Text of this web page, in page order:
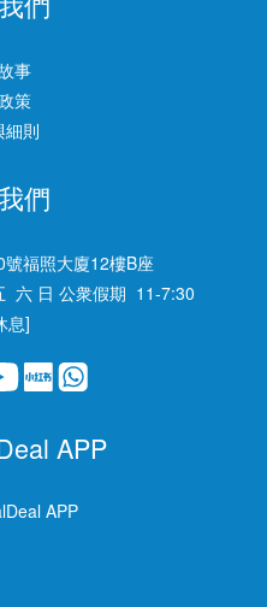
事
策
細則
們
福照大廈12樓B座
六 日 公衆假期 11-7:30
息]
APP